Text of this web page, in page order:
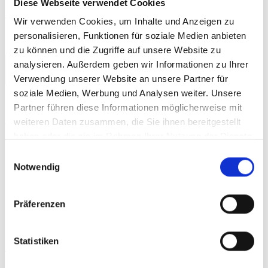
Diese Webseite verwendet Cookies
Wir verwenden Cookies, um Inhalte und Anzeigen zu
personalisieren, Funktionen für soziale Medien anbieten
zu können und die Zugriffe auf unsere Website zu
analysieren. Außerdem geben wir Informationen zu Ihrer
Verwendung unserer Website an unsere Partner für
soziale Medien, Werbung und Analysen weiter. Unsere
Partner führen diese Informationen möglicherweise mit
weiteren Daten zusammen, die Sie ihnen bereitgestellt
Notwendig
Präferenzen
Statistiken
Potentialsehe um Kundengewinnung zu
betreiben.
Autor:Markus Lemcke
Ich bin Markus Lemcke, Softwareentwickler,
Webentwickler, Appentwickler, Berater und
barrierefreie Softwareentwicklung mit Java, C#
Betriebssystemen Windows, Android, IOS,
Lemcke anzeigen